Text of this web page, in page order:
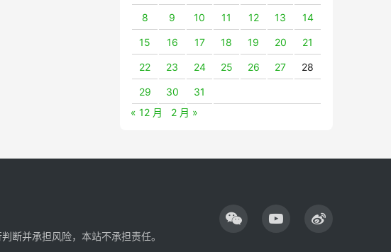
8 9 10 11 12 13 14
15 16 17 18 19 20 21
22 23 24 25 26 27 28
29 30
31
« 12 月
2 月 »
断并承担风险，本站不承担责任。